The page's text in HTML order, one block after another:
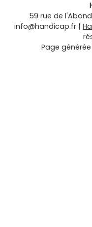
59 rue de
info@handicap.fr |
Page